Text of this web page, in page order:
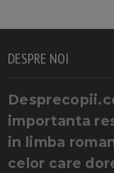
DESPRE NOI
importanta
in limba
celor care